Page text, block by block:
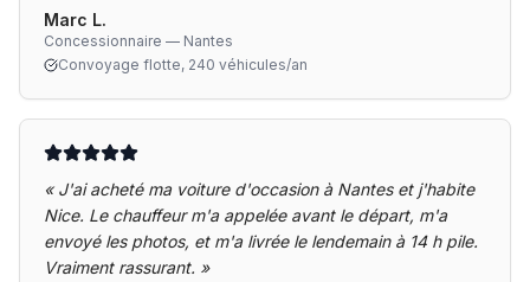
Marc L.
Concessionnaire — Nantes
Convoyage flotte, 240 véhicules/an
« J'ai acheté ma voiture d'occasion à Nantes et j'habite
Nice. Le chauffeur m'a appelée avant le départ, m'a
envoyé les photos, et m'a livrée le lendemain à 14 h pile.
Vraiment rassurant. »